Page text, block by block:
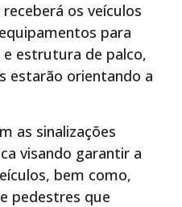
os veículos
para
estrutura de palco,
estarão orientando a
as sinalizações
visando garantir a
bem como,
pedestres que